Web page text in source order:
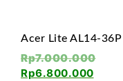
Acer Lite AL14-36P
Rp7.000.000
Rp6.800.000